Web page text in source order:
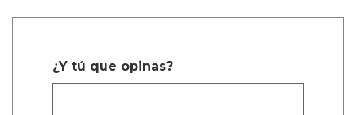
¿Y tú que opinas?